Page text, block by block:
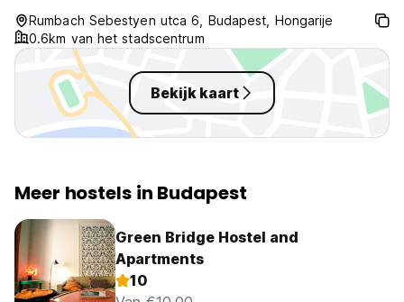
Rumbach Sebestyen utca 6, Budapest, Hongarije
0.6km van het stadscentrum
Bekijk kaart
Meer hostels in Budapest
Green Bridge Hostel and
Apartments
10